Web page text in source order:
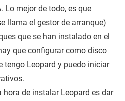
Lo mejor de todo, es que
llama el gestor de arranque)
que se han instalado en el
que configurar como disco
tengo Leopard y puedo iniciar
hora de instalar Leopard es dar